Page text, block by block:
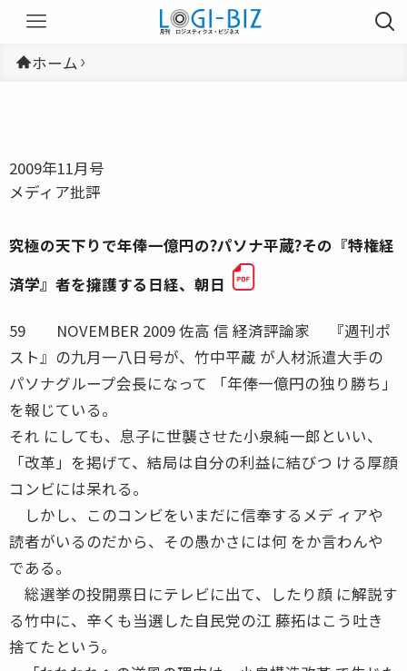
ホーム
2009年11月号
メディア批評
究極の天下りで年俸一億円の?パソナ平蔵?その『特権経
済学』者を擁護する日経、朝日
59 NOVEMBER 2009 佐高 信 経済評論家 『週刊ポ
スト』の九月一八日号が、竹中平蔵 が人材派遣大手の
パソナグループ会長になって 「年俸一億円の独り勝ち」
を報じている。
それ にしても、息子に世襲させた小泉純一郎といい、
「改革」を掲げて、結局は自分の利益に結びつ ける厚顔
コンビには呆れる。
しかし、このコンビをいまだに信奉するメデ ィアや
読者がいるのだから、その愚かさには何 をか言わんや
である。
総選挙の投開票日にテレビに出て、したり顔 に解説す
る竹中に、辛くも当選した自民党の江 藤拓はこう吐き
捨てたという。